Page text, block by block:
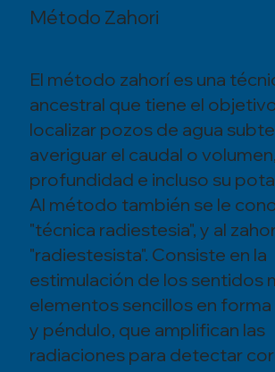
Método Zahori
El método zahorí es una
ancestral que tiene el
localizar pozos de agua
averiguar el caudal o
profundidad e incluso su
Al método también se le
"técnica radiestesia", y al
"radiestesista". Consiste en la
estimulación de los sentidos
elementos sencillos en forma
y péndulo, que amplifican las
radiaciones para detectar